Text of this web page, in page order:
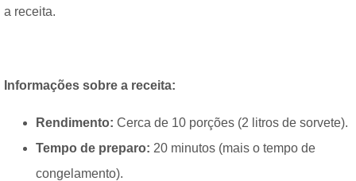
a receita.
Informações sobre a receita:
Rendimento: Cerca de 10 porções (2 litros de sorvete).
Tempo de preparo: 20 minutos (mais o tempo de
congelamento).